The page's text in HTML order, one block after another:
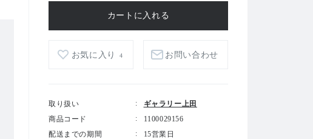
お気に入り 4 お問い合わせ
取り扱い
ギャラリー上田
商品コード
1100029156
配送までの期間
15営業日